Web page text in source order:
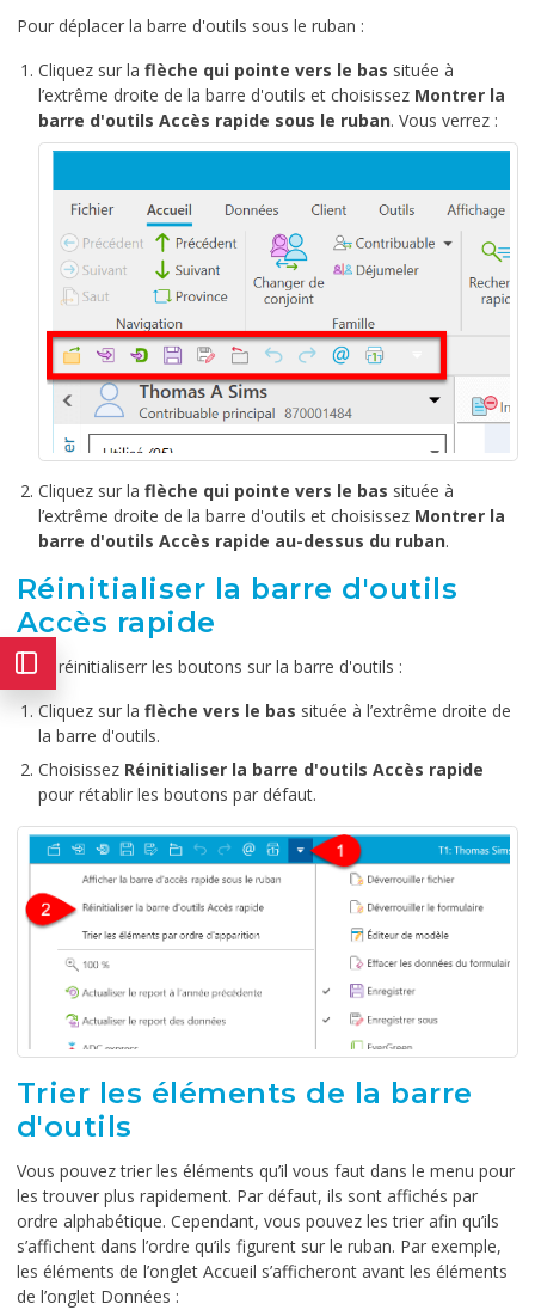
Pour déplacer la barre d'outils sous le ruban :
Cliquez sur la flèche qui pointe vers le bas située à
l’extrême droite de la barre d'outils et choisissez Montrer la
barre d'outils Accès rapide sous le ruban. Vous verrez :
Cliquez sur la flèche qui pointe vers le bas située à
l’extrême droite de la barre d'outils et choisissez Montrer la
barre d'outils Accès rapide au-dessus du ruban.
Réinitialiser la barre d'outils
Accès rapide
Pour réinitialiserr les boutons sur la barre d'outils :
Cliquez sur la flèche vers le bas située à l’extrême droite de
la barre d'outils.
Choisissez Réinitialiser la barre d'outils Accès rapide
pour rétablir les boutons par défaut.
Trier les éléments de la barre
d'outils
Vous pouvez trier les éléments qu’il vous faut dans le menu pour
les trouver plus rapidement. Par défaut, ils sont affichés par
ordre alphabétique. Cependant, vous pouvez les trier afin qu’ils
s’affichent dans l’ordre qu’ils figurent sur le ruban. Par exemple,
les éléments de l’onglet Accueil s’afficheront avant les éléments
de l’onglet Données :